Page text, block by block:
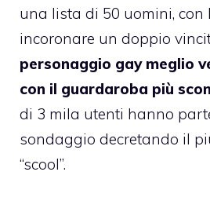
una lista di 50 uomini, con
incoronare un doppio
personaggio gay meglio
con il guardaroba più
di 3 mila utenti hanno
sondaggio decretando il
“scool”.